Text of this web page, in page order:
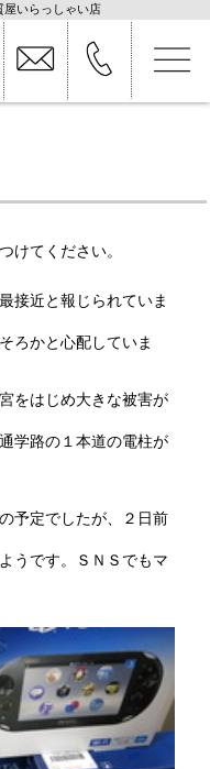
屋いらっしゃい店
けてください。
接近と報じられていま
ろかと心配していま
をはじめ大きな被害が
学路の１本道の電柱が
予定でしたが、２日前
うです。ＳＮＳでもマ